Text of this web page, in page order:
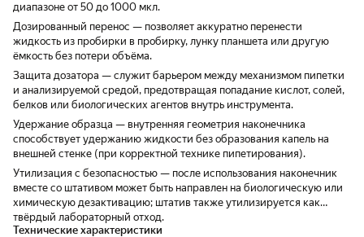
диапазоне от 50 до 1000 мкл.
Дозированный перенос — позволяет аккуратно перенести
жидкость из пробирки в пробирку, лунку планшета или другую
ёмкость без потери объёма.
Защита дозатора — служит барьером между механизмом пипетки
и анализируемой средой, предотвращая попадание кислот, солей,
белков или биологических агентов внутрь инструмента.
Удержание образца — внутренняя геометрия наконечника
способствует удержанию жидкости без образования капель на
внешней стенке (при корректной технике пипетирования).
Утилизация с безопасностью — после использования наконечник
вместе со штативом может быть направлен на биологическую или
химическую дезактивацию; штатив также утилизируется как
твёрдый лабораторный отход.
Технические характеристики